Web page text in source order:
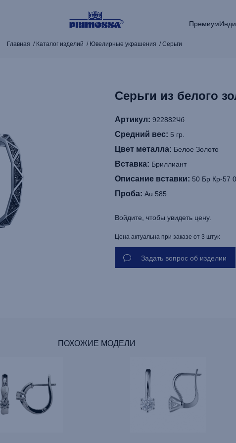
Премиум
Главная Каталог изделий Ювелирные украшения Серьги
Серьги из белого
Артикул: 922882Чб
Средний вес: 5 гр.
Цвет металла: Белое Золото
Вставка: Бриллиант
Описание вставки: 50 Бр Кр-57
Проба: Au 585
Войдите, чтобы увидеть цену.
Цена актуальна при заказе от 3 штук
Задать вопрос об изделии
ПОХОЖИЕ МОДЕЛИ